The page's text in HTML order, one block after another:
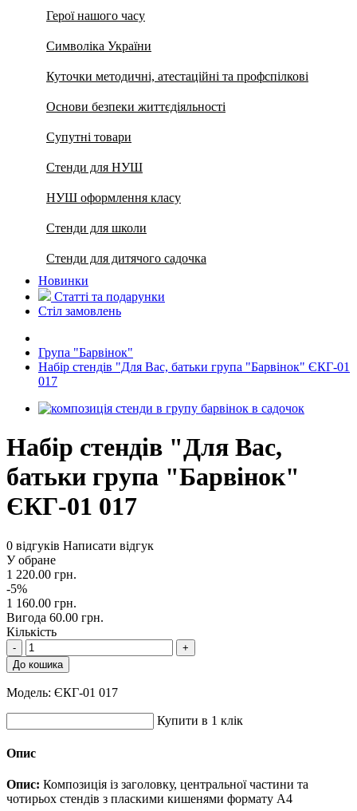
Герої нашого часу
Символіка України
Куточки методичні, атестаційні та профспілкові
Основи безпеки життєдіяльності
Супутні товари
Стенди для НУШ
НУШ оформлення класу
Стенди для школи
Стенди для дитячого садочка
Новинки
Статті та подарунки
Стіл замовлень
Група "Барвінок"
Набір стендів "Для Вас, батьки група "Барвінок" ЄКГ-01
017
Набір стендів "Для Вас,
батьки група "Барвінок"
ЄКГ-01 017
0 відгуків Написати відгук
У обране
1 220.00 грн.
-5%
1 160.00 грн.
Вигода 60.00 грн.
Кількість
-
+
До кошика
Модель: ЄКГ-01 017
Купити в 1 клік
Опис
Опис: Композиція із заголовку, центральної частини та
чотирьох стендів з пласкими кишенями формату А4